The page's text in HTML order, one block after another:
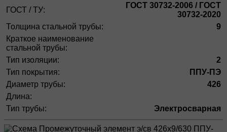
ГОСТ / ТУ:
ГОСТ 30732-2006 / ГОСТ
30732-2020
Толщина стальной трубы:
9
Краткое наименование
стальной трубы:
Тип изоляции:
2
Тип покрытия:
ППУ-ПЭ
Диаметр трубы:
426
Длина:
Тип трубы:
Электросварная